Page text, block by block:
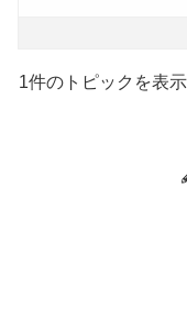
1件のトピックを表